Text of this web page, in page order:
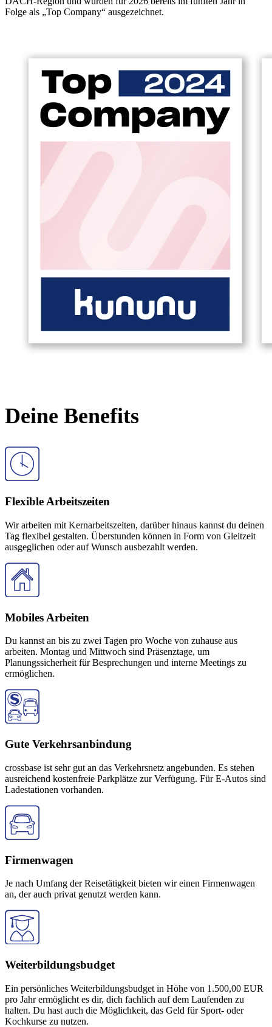
Folge als „Top Company“ ausgezeichnet.
Deine Benefits
Flexible Arbeitszeiten
Wir arbeiten mit Kernarbeitszeiten, darüber hinaus kannst du deinen
Tag flexibel gestalten. Überstunden können in Form von Gleitzeit
ausgeglichen oder auf Wunsch ausbezahlt werden.
Mobiles Arbeiten
Du kannst an bis zu zwei Tagen pro Woche von zuhause aus
arbeiten. Montag und Mittwoch sind Präsenztage, um
Planungssicherheit für Besprechungen und interne Meetings zu
ermöglichen.
Gute Verkehrsanbindung
crossbase ist sehr gut an das Verkehrsnetz angebunden. Es stehen
ausreichend kostenfreie Parkplätze zur Verfügung. Für E-Autos sind
Ladestationen vorhanden.
Firmenwagen
Je nach Umfang der Reisetätigkeit bieten wir einen Firmenwagen
an, der auch privat genutzt werden kann.
Weiterbildungsbudget
Ein persönliches Weiterbildungsbudget in Höhe von 1.500,00 EUR
pro Jahr ermöglicht es dir, dich fachlich auf dem Laufenden zu
halten. Du hast auch die Möglichkeit, das Geld für Sport- oder
Kochkurse zu nutzen.